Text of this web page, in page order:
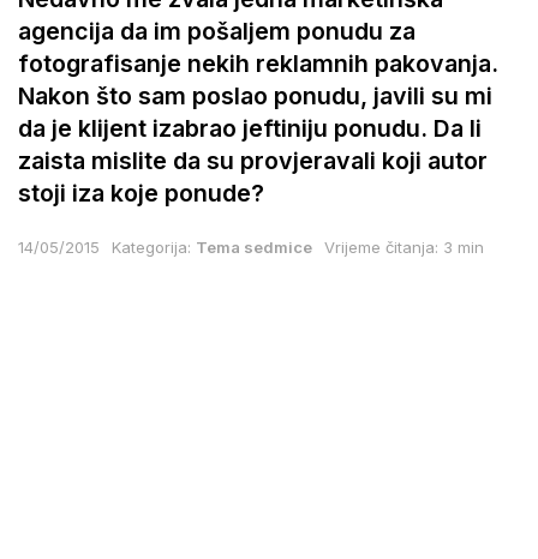
agencija da im pošaljem ponudu za
fotografisanje nekih reklamnih pakovanja.
Nakon što sam poslao ponudu, javili su mi
da je klijent izabrao jeftiniju ponudu. Da li
zaista mislite da su provjeravali koji autor
stoji iza koje ponude?
14/05/2015 Kategorija: Tema sedmice Vrijeme čitanja: 3 min